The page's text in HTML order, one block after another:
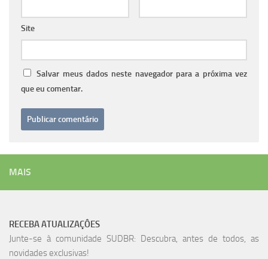
Site
Salvar meus dados neste navegador para a próxima vez
que eu comentar.
MAIS
RECEBA ATUALIZAÇÔES
Junte-se à comunidade SUDBR: Descubra, antes de todos, as
novidades exclusivas!